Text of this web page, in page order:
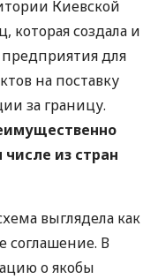
Киевской
которая создала и
для
на поставку
за границу.
из стран
выглядела как
соглашение. В
о якобы